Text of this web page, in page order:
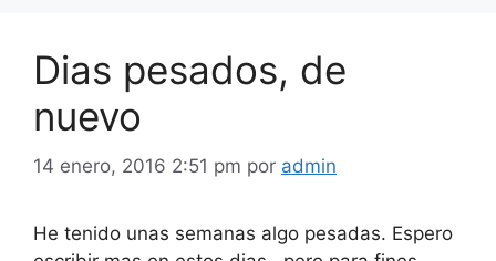
Dias pesados, de
nuevo
14 enero, 2016 2:51 pm por admin
He tenido unas semanas algo pesadas. Espero